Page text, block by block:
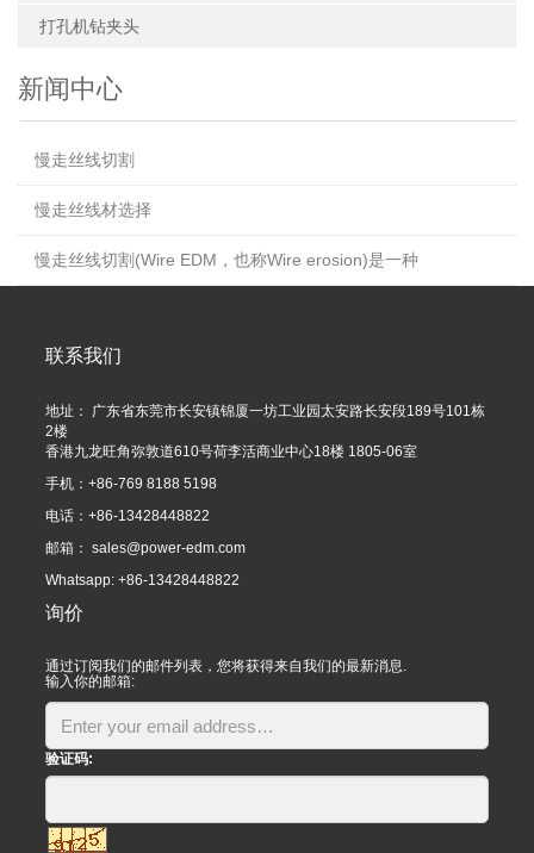
打孔机钻夹头
新闻中心
慢走丝线切割
慢走丝线材选择
慢走丝线切割(Wire EDM，也称Wire erosion)是一种
联系我们
地址： 广东省东莞市长安镇锦厦一坊工业园太安路长安段189号101栋
2楼
香港九龙旺角弥敦道610号荷李活商业中心18楼 1805-06室
手机：+86-769 8188 5198
电话：+86-13428448822
邮箱： sales@power-edm.com
Whatsapp: +86-13428448822
询价
通过订阅我们的邮件列表，您将获得来自我们的最新消息.
输入你的邮箱:
验证码: